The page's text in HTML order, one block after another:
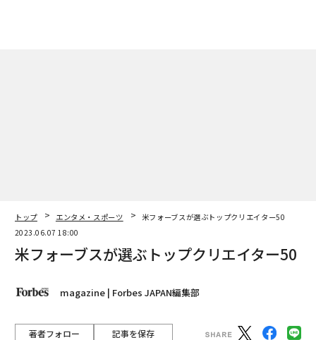
トップ エンタメ・スポーツ
米フォーブスが選ぶトップクリエイター50
2023.06.07 18:00
米フォーブスが選ぶトップクリエイター50
magazine | Forbes JAPAN編集部
著者フォロー 記事を保存